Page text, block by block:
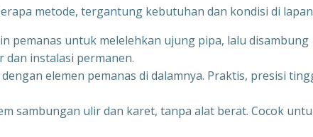
metode, tergantung kebutuhan dan kondisi di
pemanas untuk melelehkan ujung pipa, lalu disambung
dan instalasi permanen.
elemen pemanas di dalamnya. Praktis, presisi
sambungan ulir dan karet, tanpa alat berat. Cocok